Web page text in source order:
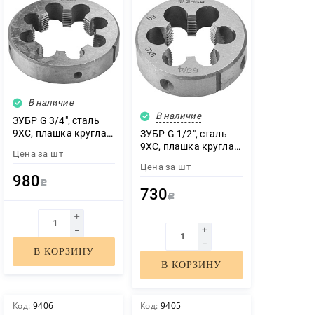
В наличие
ЗУБР G 3/4″, сталь
9ХС, плашка круглая
Цена за шт
980 Р
В КОРЗИНУ
В наличие
ЗУБР G 1/2″, сталь
9ХС, плашка круглая
Цена за шт
730 Р
В КОРЗИНУ
Код: 9406 Код: 9405